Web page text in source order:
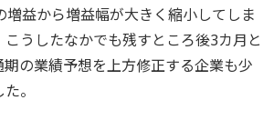
増益から増益幅が大きく縮小してしま
うしたなかでも残すところ後3カ月と
の業績予想を上方修正する企業も少
。